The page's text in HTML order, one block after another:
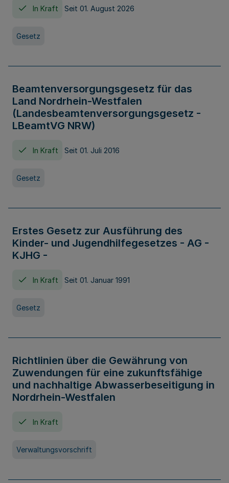
In Kraft Seit 01. August 2026
Gesetz
Beamtenversorgungsgesetz für das
Land Nordrhein-Westfalen
(Landesbeamtenversorgungsgesetz -
LBeamtVG NRW)
In Kraft Seit 01. Juli 2016
Gesetz
Erstes Gesetz zur Ausführung des
Kinder- und Jugendhilfegesetzes - AG -
KJHG -
In Kraft Seit 01. Januar 1991
Gesetz
Richtlinien über die Gewährung von
Zuwendungen für eine zukunftsfähige
und nachhaltige Abwasserbeseitigung in
Nordrhein-Westfalen
In Kraft
Verwaltungsvorschrift